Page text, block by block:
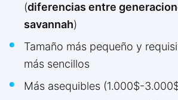
(diferencias entre
savannah)
Tamaño más pequeño y
más sencillos
Más asequibles (1.000$-